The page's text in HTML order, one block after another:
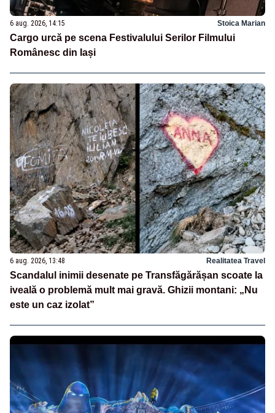
6 aug. 2026, 14:15 Stoica Marian
Cargo urcă pe scena Festivalului Serilor Filmului
Românesc din Iași
6 aug. 2026, 13:48 Realitatea Travel
Scandalul inimii desenate pe Transfăgărășan scoate la
iveală o problemă mult mai gravă. Ghizii montani: „Nu
este un caz izolat”